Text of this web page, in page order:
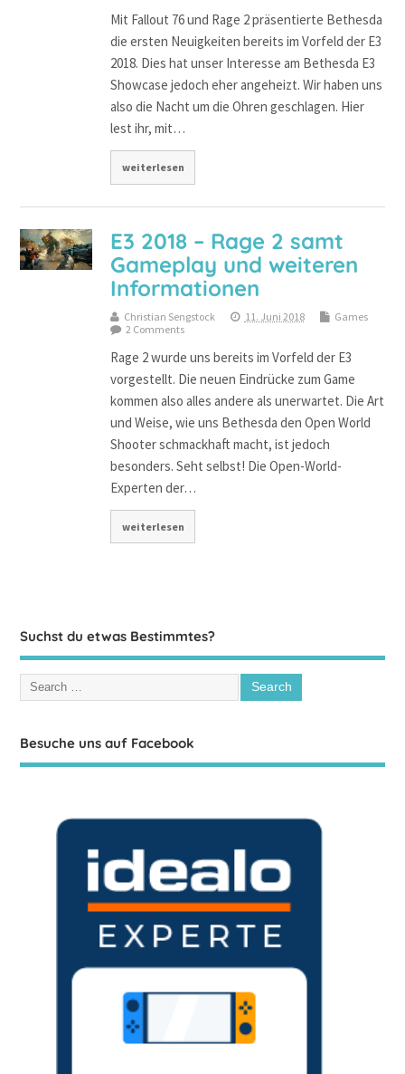
Mit Fallout 76 und Rage 2 präsentierte Bethesda
die ersten Neuigkeiten bereits im Vorfeld der E3
2018. Dies hat unser Interesse am Bethesda E3
Showcase jedoch eher angeheizt. Wir haben uns
also die Nacht um die Ohren geschlagen. Hier
lest ihr, mit…
weiterlesen
E3 2018 – Rage 2 samt
Gameplay und weiteren
Informationen
Christian Sengstock 11. Juni 2018
Games
2 Comments
Rage 2 wurde uns bereits im Vorfeld der E3
vorgestellt. Die neuen Eindrücke zum Game
kommen also alles andere als unerwartet. Die Art
und Weise, wie uns Bethesda den Open World
Shooter schmackhaft macht, ist jedoch
besonders. Seht selbst! Die Open-World-
Experten der…
weiterlesen
Suchst du etwas Bestimmtes?
Besuche uns auf Facebook